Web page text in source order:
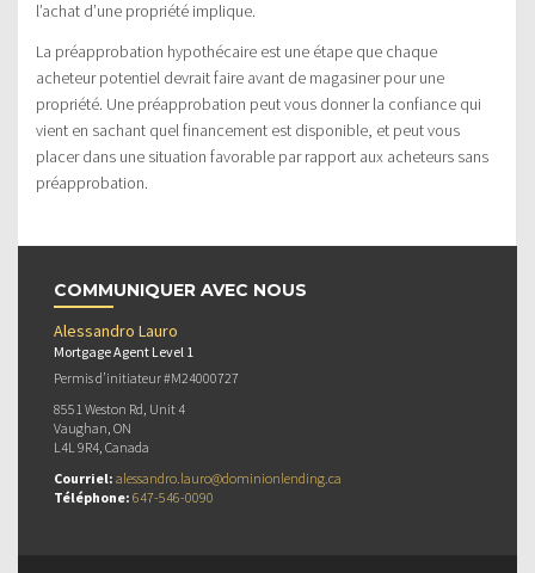
l’achat d’une propriété implique.
La préapprobation hypothécaire est une étape que chaque
acheteur potentiel devrait faire avant de magasiner pour une
propriété. Une préapprobation peut vous donner la confiance qui
vient en sachant quel financement est disponible, et peut vous
placer dans une situation favorable par rapport aux acheteurs sans
préapprobation.
COMMUNIQUER AVEC NOUS
Alessandro Lauro
Mortgage Agent Level 1
Permis d’initiateur #M24000727
8551 Weston Rd, Unit 4
Vaughan, ON
L4L 9R4, Canada
Courriel: alessandro.lauro@dominionlending.ca
Téléphone: 647-546-0090